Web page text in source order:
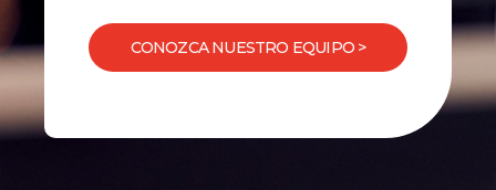
CONOZCA NUESTRO EQUIPO >